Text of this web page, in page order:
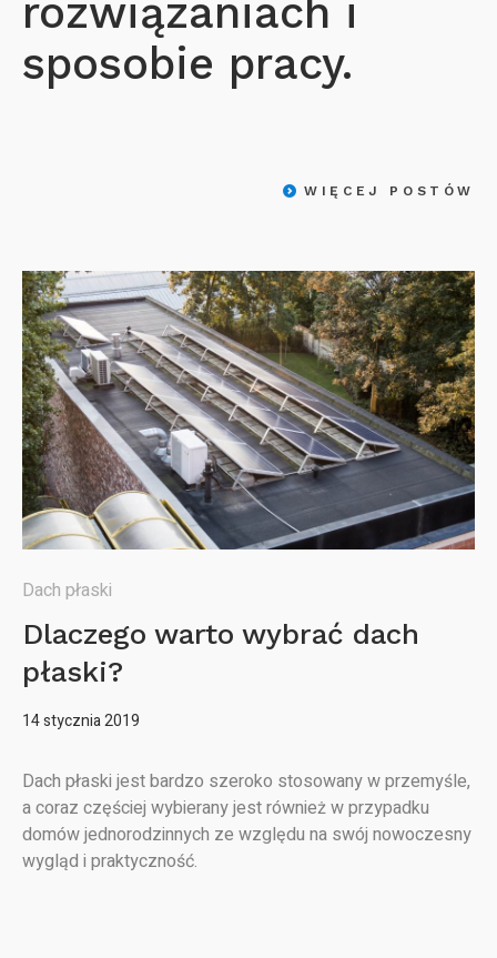
rozwiązaniach i
sposobie pracy.
WIĘCEJ POSTÓW
Dach płaski
Dlaczego warto wybrać dach
płaski?
14 stycznia 2019
Dach płaski jest bardzo szeroko stosowany w przemyśle,
a coraz częściej wybierany jest również w przypadku
domów jednorodzinnych ze względu na swój nowoczesny
wygląd i praktyczność.